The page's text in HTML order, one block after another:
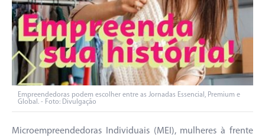
Empreendedoras podem escolher entre as Jornadas Essencial, Premium e
Global. - Foto: Divulgação
Microempreendedoras Individuais (MEI), mulheres à frente